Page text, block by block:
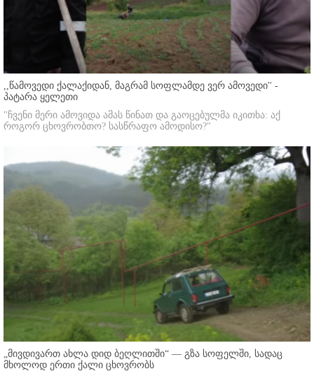
,,წამოვედი ქალაქიდან, მაგრამ სოფლამდე ვერ ამოვედი'' -
პატარა ყელეთი
"ჩვენი მერი ამოვიდა ამას წინათ და გაოცებულმა იკითხა: აქ
როგორ ცხოვრობთო? სასწრაფო ამოდისო?"
„მივდივართ ახლა დიდ ბეღლითში“ — გზა სოფელში, სადაც
მხოლოდ ერთი ქალი ცხოვრობს